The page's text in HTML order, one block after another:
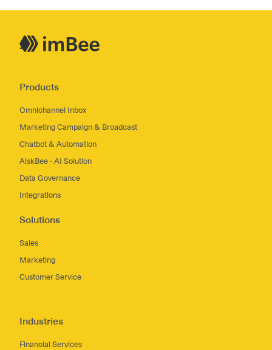
Products
Omnichannel Inbox
Marketing Campaign & Broadcast
Chatbot & Automation
AiskBee - AI Solution
Data Governance
Integrations
Solutions
Sales
Marketing
Customer Service
Industries
Financial Services